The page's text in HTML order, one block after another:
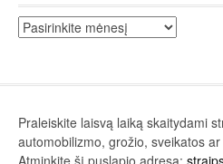
Archyvai
Praleiskite laisvą laiką skaitydami
automobilizmo, grožio, sveikatos
Atminkite šį puslapio adresą: